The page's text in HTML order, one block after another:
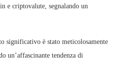
e criptovalute, segnalando un
significativo è stato meticolosamente
un’affascinante tendenza di